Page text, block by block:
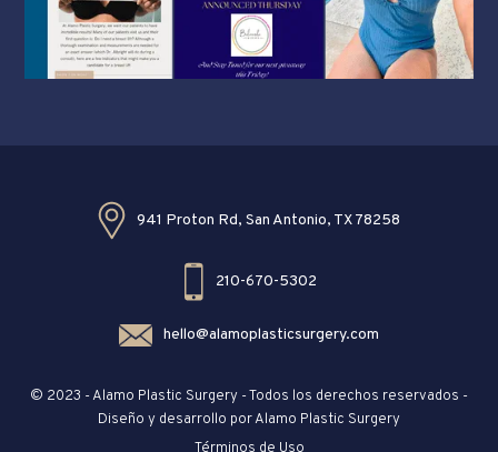
941 Proton Rd, San Antonio, TX 78258
210-670-5302
hello@alamoplasticsurgery.com
© 2023 - Alamo Plastic Surgery - Todos los derechos reservados -
Diseño y desarrollo por Alamo Plastic Surgery